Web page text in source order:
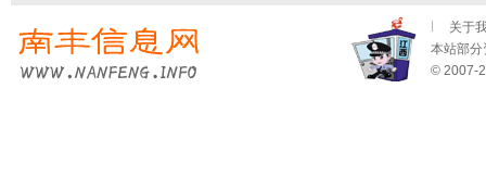
关于
本站部分
© 2007-